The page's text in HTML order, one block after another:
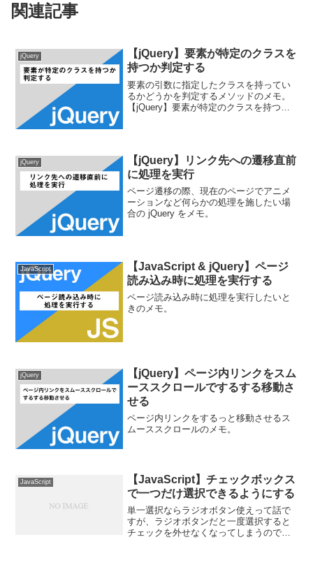
関連記事
jQuery
【jQuery】要素が特定のクラスを
持つか判定する
要素の引数に指定したクラスを持ってい
るかどうかを判定するメソッドのメモ。
【jQuery】要素が特定のクラスを持つか
jQuery
【jQuery】リンク先への遷移直前
に処理を実行
ページ遷移の際、現在のページでアニメ
ーションなど何らかの処理を施したい場
合の jQuery をメモ。
JavaScript
【JavaScript & jQuery】ページ
読み込み時に処理を実行する
ページ読み込み時に処理を実行したいと
きのメモ。
jQuery
【jQuery】ページ内リンクをスム
ーススクロールでするする移動さ
せる
ページ内リンクをするっと移動させるス
ムーススクロールのメモ。
JavaScript
【JavaScript】チェックボックス
で一つだけ選択できるようにする
単一選択ならラジオボタン使えって話で
すが、ラジオボタンだと一度選択すると
チェックを外せなくなってしまうので、